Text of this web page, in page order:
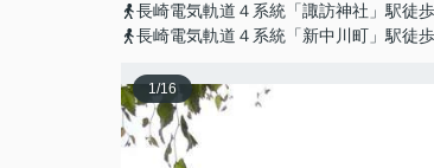
長崎電気軌道４系統「諏訪神社」駅徒
長崎電気軌道４系統「新中川町」駅徒
1/16